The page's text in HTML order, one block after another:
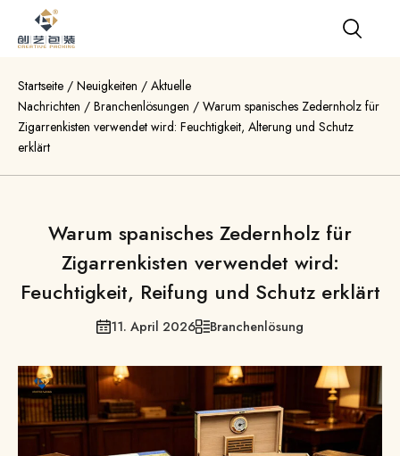
Startseite / Neuigkeiten / Aktuelle
Nachrichten / Branchenlösungen / Warum spanisches Zedernholz für
Zigarrenkisten verwendet wird: Feuchtigkeit, Alterung und Schutz
erklärt
Warum spanisches Zedernholz für
Zigarrenkisten verwendet wird:
Feuchtigkeit, Reifung und Schutz erklärt
11. April 2026 Branchenlösung